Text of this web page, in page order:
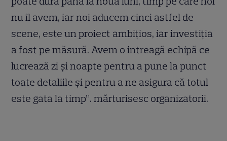
nu îl avem, iar noi aducem cinci astfel de
scene, este un proiect ambițios, iar investiția
a fost pe măsură. Avem o intreagă echipă ce
lucrează zi și noapte pentru a pune la punct
toate detaliile și pentru a ne asigura că totul
este gata la timp”. mărturisesc organizatorii.